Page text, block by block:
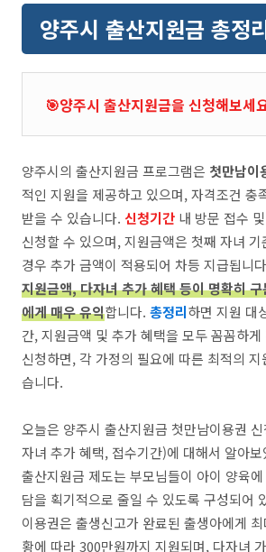
양주시 출산지원금 총정
🎯양주시 출산지원금을 신청해보세
양주시의 출산지원금 프로그램은 첫만남이
적인 지원을 제공하고 있으며, 자격조건 충
받을 수 있습니다. 신청기간 내 방문 접수
신청할 수 있으며, 지원금액은 첫째 자녀
경우 추가 금액이 적용되어 차등 지급됩니
지원금액, 다자녀 추가 혜택 등이 명확히
에게 매우 유익합니다. 총정리하면 지원 대
간, 지원금액 및 추가 혜택을 모두 꼼꼼하
신청하면, 각 가정의 필요에 따른 최적의
습니다.
오늘은 양주시 출산지원금 첫만남이용권
자녀 추가 혜택, 접수기간)에 대해서 알아
출산지원금 제도는 부모님들이 아이 양육
담을 획기적으로 줄일 수 있도록 구성되어
이용권은 출생신고가 완료된 출생아에게
황에 따라 300만원까지 지원되며, 다자녀